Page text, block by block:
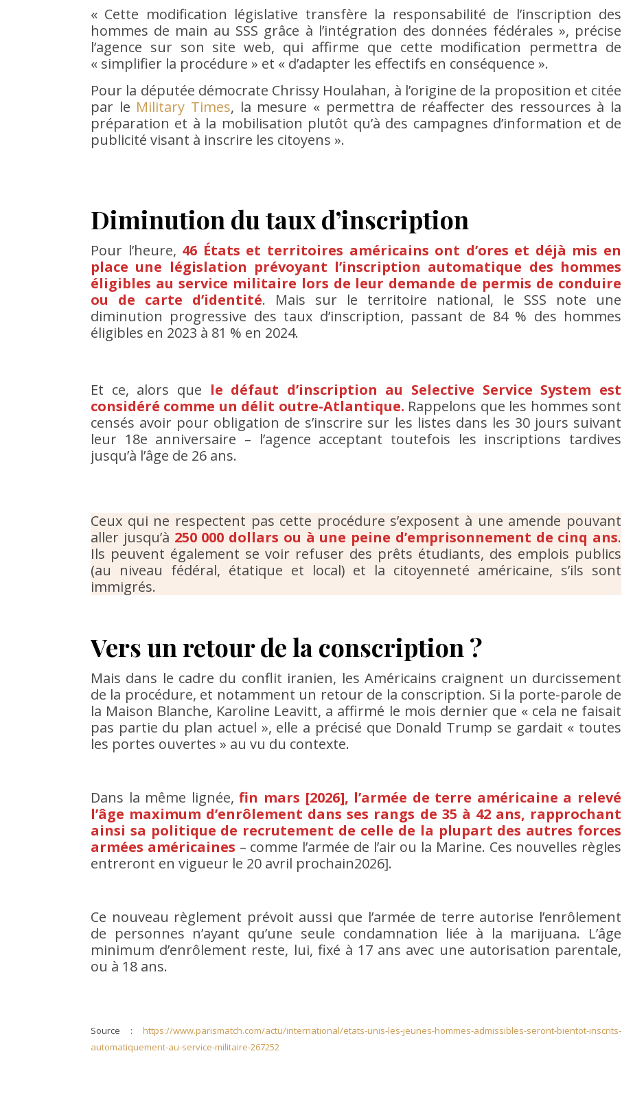
« Cette modification législative transfère la responsabilité de l’inscription des
hommes de main au SSS grâce à l’intégration des données fédérales », précise
l’agence sur son site web, qui affirme que cette modification permettra de
« simplifier la procédure » et « d’adapter les effectifs en conséquence ».
Pour la députée démocrate Chrissy Houlahan, à l’origine de la proposition et citée
par le Military Times, la mesure « permettra de réaffecter des ressources à la
préparation et à la mobilisation plutôt qu’à des campagnes d’information et de
publicité visant à inscrire les citoyens ».
Diminution du taux d’inscription
Pour l’heure, 46 États et territoires américains ont d’ores et déjà mis en
place une législation prévoyant l’inscription automatique des hommes
éligibles au service militaire lors de leur demande de permis de conduire
ou de carte d’identité. Mais sur le territoire national, le SSS note une
diminution progressive des taux d’inscription, passant de 84 % des hommes
éligibles en 2023 à 81 % en 2024.
Et ce, alors que le défaut d’inscription au Selective Service System est
considéré comme un délit outre-Atlantique. Rappelons que les hommes sont
censés avoir pour obligation de s’inscrire sur les listes dans les 30 jours suivant
leur 18e anniversaire – l’agence acceptant toutefois les inscriptions tardives
jusqu’à l’âge de 26 ans.
Ceux qui ne respectent pas cette procédure s’exposent à une amende pouvant
aller jusqu’à 250 000 dollars ou à une peine d’emprisonnement de cinq ans.
Ils peuvent également se voir refuser des prêts étudiants, des emplois publics
(au niveau fédéral, étatique et local) et la citoyenneté américaine, s’ils sont
immigrés.
Vers un retour de la conscription ?
Mais dans le cadre du conflit iranien, les Américains craignent un durcissement
de la procédure, et notamment un retour de la conscription. Si la porte-parole de
la Maison Blanche, Karoline Leavitt, a affirmé le mois dernier que « cela ne faisait
pas partie du plan actuel », elle a précisé que Donald Trump se gardait « toutes
les portes ouvertes » au vu du contexte.
Dans la même lignée, fin mars [2026], l’armée de terre américaine a relevé
l’âge maximum d’enrôlement dans ses rangs de 35 à 42 ans, rapprochant
ainsi sa politique de recrutement de celle de la plupart des autres forces
armées américaines – comme l’armée de l’air ou la Marine. Ces nouvelles règles
entreront en vigueur le 20 avril prochain2026].
Ce nouveau règlement prévoit aussi que l’armée de terre autorise l’enrôlement
de personnes n’ayant qu’une seule condamnation liée à la marijuana. L’âge
minimum d’enrôlement reste, lui, fixé à 17 ans avec une autorisation parentale,
ou à 18 ans.
Source : https://www.parismatch.com/actu/international/etats-unis-les-jeunes-hommes-admissibles-seront-bientot-inscrits-
automatiquement-au-service-militaire-267252